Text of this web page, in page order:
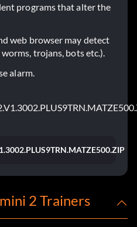
programs that alter the
web browser may detect
trojans, bots etc.).
alarm.
2 Trainers